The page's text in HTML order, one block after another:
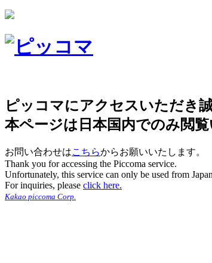
ピッコマにアクセスいただき
本ページは日本国内でのみ閲覧
お問い合わせはこちらからお願いいたします。
Thank you for accessing the Piccoma service.
Unfortunately, this service can only be used from
For inquiries, please click here.
Kakao piccoma Corp.